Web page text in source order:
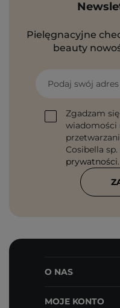
Pielęgnacyjne
beauty
Podaj swój
Zgadzam
Cosibella
prywatności.
O NAS
MOJE KONTO